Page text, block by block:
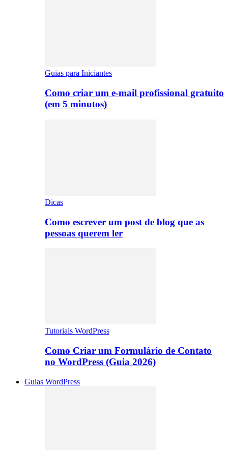
Guias para Iniciantes
Como criar um e-mail profissional gratuito
(em 5 minutos)
Dicas
Como escrever um post de blog que as
pessoas querem ler
Tutoriais WordPress
Como Criar um Formulário de Contato
no WordPress (Guia 2026)
Guias WordPress